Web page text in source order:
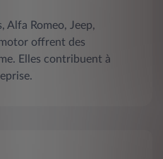
Alfa Romeo, Jeep,
offrent des
Elles contribuent à